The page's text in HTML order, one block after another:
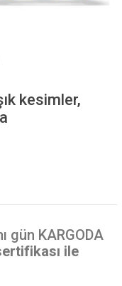
kesimler,
gün KARGODA
ile